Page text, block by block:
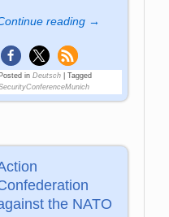
reading →
Posted in Deutsch| Tagged
the NATO